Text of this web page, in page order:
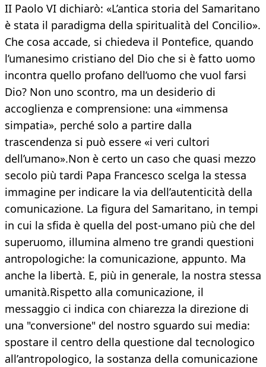
II Paolo VI dichiarò: «L’antica storia del Samaritano
è stata il paradigma della spiritualità del Concilio».
Che cosa accade, si chiedeva il Pontefice, quando
l’umanesimo cristiano del Dio che si è fatto uomo
incontra quello profano dell’uomo che vuol farsi
Dio? Non uno scontro, ma un desiderio di
accoglienza e comprensione: una «immensa
simpatia», perché solo a partire dalla
trascendenza si può essere «i veri cultori
dell’umano».Non è certo un caso che quasi mezzo
secolo più tardi Papa Francesco scelga la stessa
immagine per indicare la via dell’autenticità della
comunicazione. La figura del Samaritano, in tempi
in cui la sfida è quella del post-umano più che del
superuomo, illumina almeno tre grandi questioni
antropologiche: la comunicazione, appunto. Ma
anche la libertà. E, più in generale, la nostra stessa
umanità.Rispetto alla comunicazione, il
messaggio ci indica con chiarezza la direzione di
una "conversione" del nostro sguardo sui media:
spostare il centro della questione dal tecnologico
all’antropologico, la sostanza della comunicazione